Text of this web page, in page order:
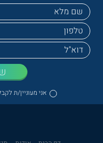
אני מעוניין/ת